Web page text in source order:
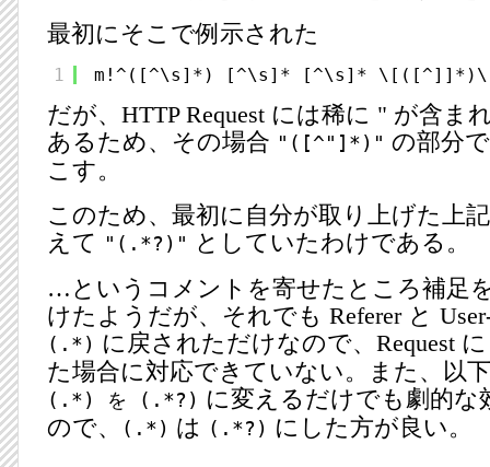
最初にそこで例示された
1 m!^([^\s]*) [^\s]* [^\s]*
だが、HTTP Request には稀に " が含ま
あるため、その場合 "([^"]*)" の部分
こす。
このため、最初に自分が取り上げた上
えて "(.*?)" としていたわけである。
…というコメントを寄せたところ補足
けたようだが、それでも Referer と
(.*) に戻されただけなので、Request
た場合に対応できていない。また、以
(.*) を (.*?) に変えるだけでも劇的な
ので、
(.*) は (.*?) にした方が良い。